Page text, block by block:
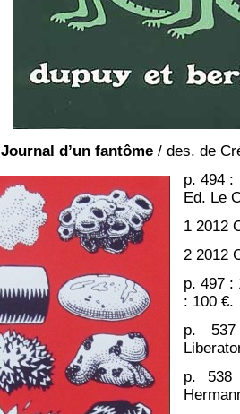
Journal d’un fantôme / des. de
p. 494 :
Ed. Le
1 2012
2 2012
p. 497 :
: 100 €.
p.
p.